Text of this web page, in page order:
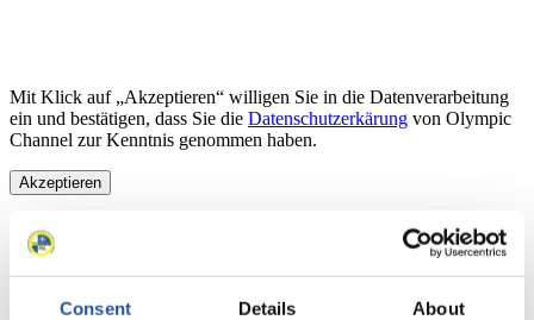
Consent Details About
Mit Klick auf „Akzeptieren“ willigen Sie in die Datenverarbeitung
ein und bestätigen, dass Sie die Datenschutzerkärung von Olympic
Channel zur Kenntnis genommen haben.
Akzeptieren